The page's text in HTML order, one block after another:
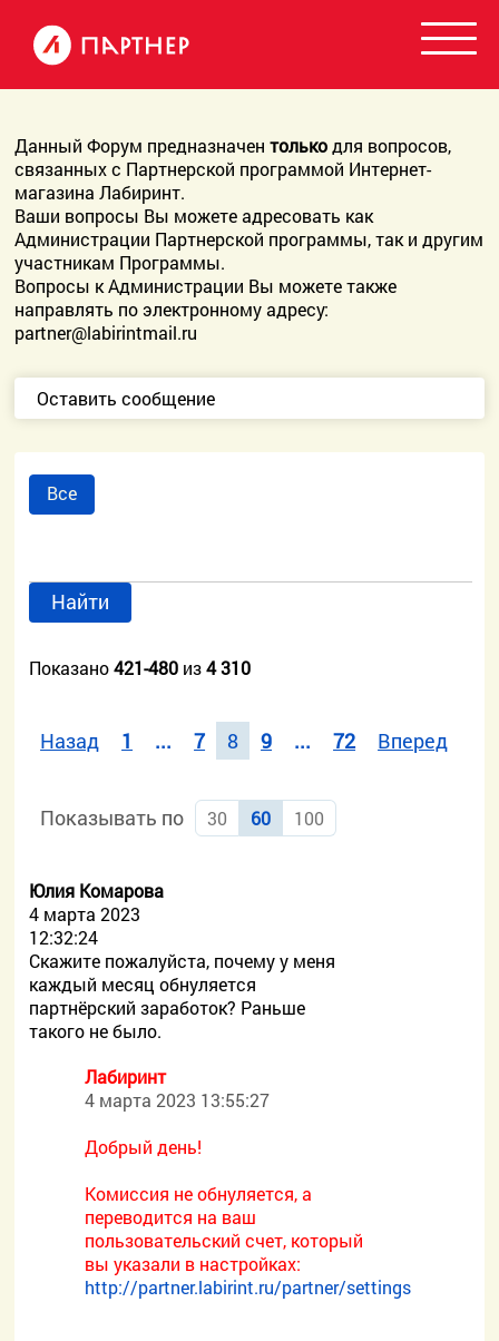
Данный Форум предназначентолькодля вопросов,
связанных с Партнерской программой Интернет-
магазина Лабиринт.
Ваши вопросы Вы можете адресовать как
Администрации Партнерской программы, так и другим
участникам Программы.
Вопросы к Администрации Вы можете также
направлять по электронному адресу:
partner@labirintmail.ru
Оставить сообщение
Все
Найти
Показано421-480 из4 310
Назад 1 ... 7 8 9 ... 72 Вперед
Показывать по 30 60 100
Юлия Комарова
4 марта 2023
12:32:24
Скажите пожалуйста, почему у меня
каждый месяц обнуляется
партнёрский заработок? Раньше
такого не было.
Лабиринт
4 марта 2023 13:55:27
Добрый день!
Комиссия не обнуляется, а
переводится на ваш
пользовательский счет, который
вы указали в настройках:
http://partner.labirint.ru/partner/settings